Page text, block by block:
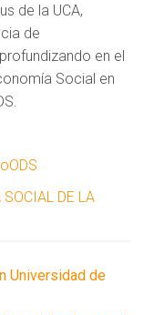
de la UCA,
de
en el
Social en
DE LA
Universidad de